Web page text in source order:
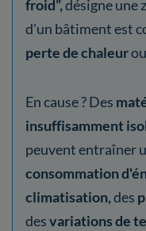
froid”,désigne une
d'un bâtiment est
perte de chaleur
En cause ? Des
insuffisamment
peuvent entraîner
consommation
climatisation,des
desvariations de